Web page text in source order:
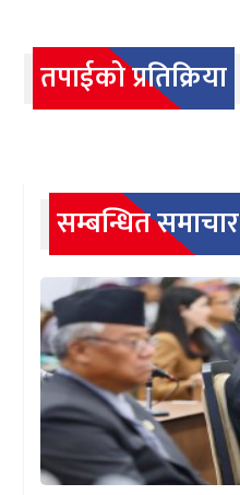
तपाईको प्रतिक्रिया
सम्बन्धित समाचार